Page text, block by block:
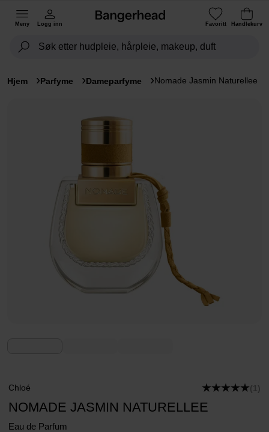
Meny Logg inn Favoritt Handlekurv
Hjem Parfyme Dameparfyme Nomade Jasmin Naturellee
Chloé (1)
NOMADE JASMIN NATURELLEE
Eau de Parfum